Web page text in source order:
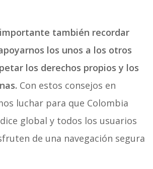
también recordar
los unos a los otros
los derechos propios y los
Con estos consejos en
luchar para que Colombia
global y todos los usuarios
de una navegación segura